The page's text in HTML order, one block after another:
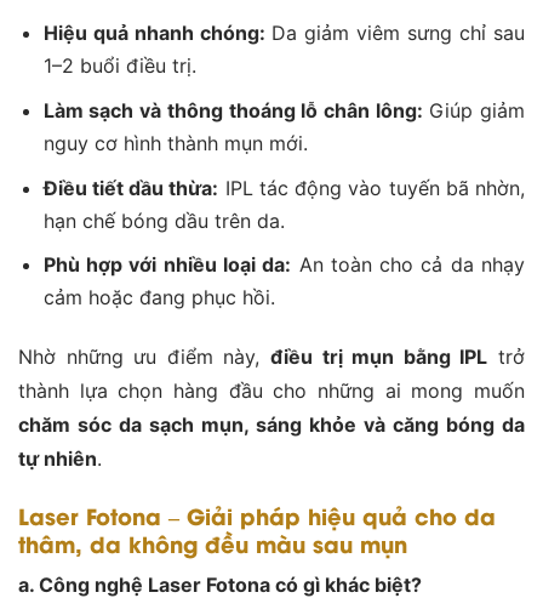
Hiệu quả nhanh chóng: Da giảm viêm sưng chỉ sau
1–2 buổi điều trị.
Làm sạch và thông thoáng lỗ chân lông: Giúp giảm
nguy cơ hình thành mụn mới.
Điều tiết dầu thừa: IPL tác động vào tuyến bã nhờn,
hạn chế bóng dầu trên da.
Phù hợp với nhiều loại da: An toàn cho cả da nhạy
cảm hoặc đang phục hồi.
Nhờ những ưu điểm này, điều trị mụn bằng IPL trở
thành lựa chọn hàng đầu cho những ai mong muốn
chăm sóc da sạch mụn, sáng khỏe và căng bóng da
tự nhiên.
Laser Fotona – Giải pháp hiệu quả cho da
thâm, da không đều màu sau mụn
a. Công nghệ Laser Fotona có gì khác biệt?